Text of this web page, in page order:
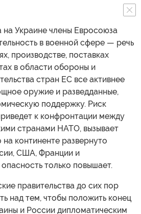
Украине члены Евросоюза
в военной сфере — речь
производстве, поставках
в области обороны и
стран ЕС все активнее
оружие и разведданные,
поддержку. Риск
к конфронтации между
странами НАТО, вызывает
на континенте развернуто
США, Франции и
только повышает.
правительства до сих пор
над тем, чтобы положить конец
и России дипломатическим